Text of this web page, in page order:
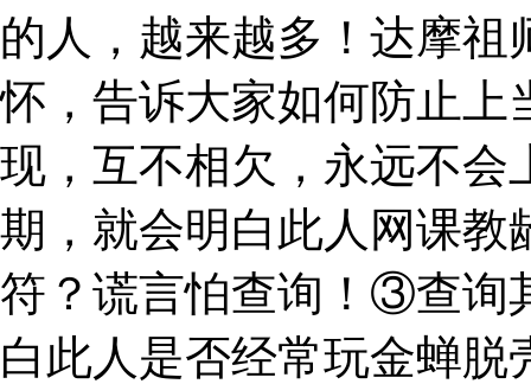
的人，越来越多！达摩
怀，告诉大家如何防止
现，互不相欠，永远不
期，就会明白此人网课教
符？谎言怕查询！③查询
白此人是否经常玩金蝉